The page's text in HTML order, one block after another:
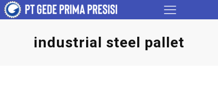
industrial steel pallet